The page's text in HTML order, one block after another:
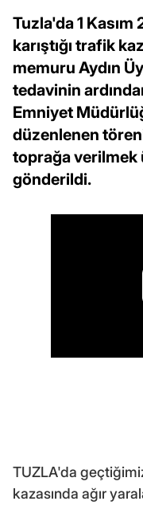
Tuzla'da 1 Kasım
karıştığı trafik
memuru Aydın
tedavinin
Emniyet
düzenlenen
toprağa verilmek
gönderildi.
TUZLA'da
kazasında ağır